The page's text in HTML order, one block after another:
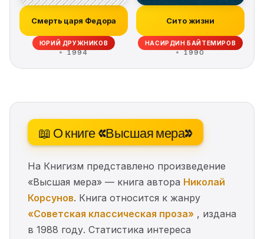
Смерть царя Федора
ЮРИЙ ДРУЖНИКОВ
1994
Сито жизни
НАСИРДИН БАЙТЕМИРОВ
1990
📖 О книге «Высшая мера»
На Книгизм представлено произведение
«Высшая мера» — книга автора Николай
Корсунов. Книга относится к жанру
«Советская классическая проза» , издана
в 1988 году. Статистика интереса